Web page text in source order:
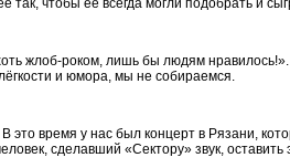
так, чтобы её всегда могли подобрать и
жлоб-роком, лишь бы людям нравилось!».
и юмора, мы не собираемся.
время у нас был концерт в Рязани,
сделавший «Сектору» звук, оставить